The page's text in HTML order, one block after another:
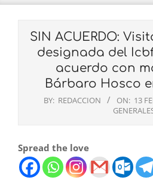
SIN ACUERDO:
designada del
acuerdo con
Bárbaro Hosco
BY: REDACCION ON: 13
Spread the love